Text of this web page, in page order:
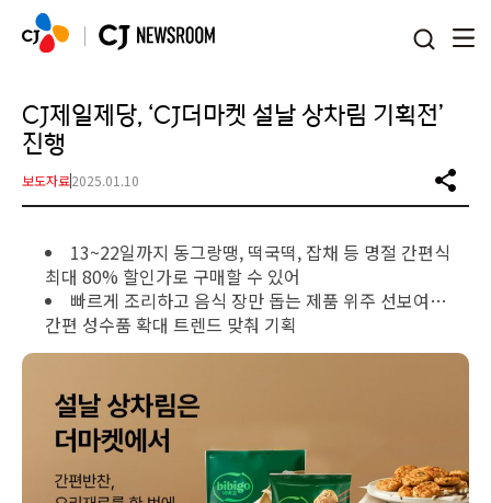
CJ제일제당, ‘CJ더마켓 설날 상차림 기획전’
진행
보도자료2025.01.10
13~22일까지 동그랑땡, 떡국떡, 잡채 등 명절 간편식
최대 80% 할인가로 구매할 수 있어
빠르게 조리하고 음식 장만 돕는 제품 위주 선보여…
간편 성수품 확대 트렌드 맞춰 기획